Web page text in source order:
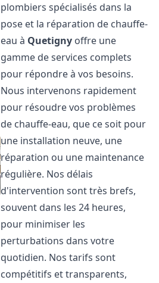
plombiers spécialisés dans la
pose et la réparation de chauffe-
eau à Quetigny offre une
gamme de services complets
pour répondre à vos besoins.
Nous intervenons rapidement
pour résoudre vos problèmes
de chauffe-eau, que ce soit pour
une installation neuve, une
réparation ou une maintenance
régulière. Nos délais
d'intervention sont très brefs,
souvent dans les 24 heures,
pour minimiser les
perturbations dans votre
quotidien. Nos tarifs sont
compétitifs et transparents,